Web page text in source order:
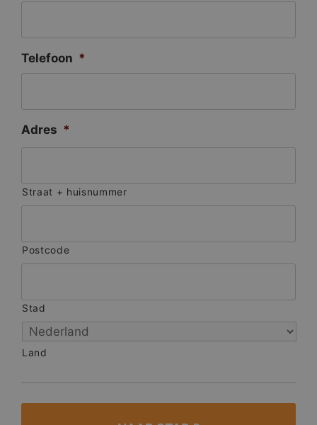
Telefoon *
Adres *
Straat + huisnummer
Postcode
Stad
Land